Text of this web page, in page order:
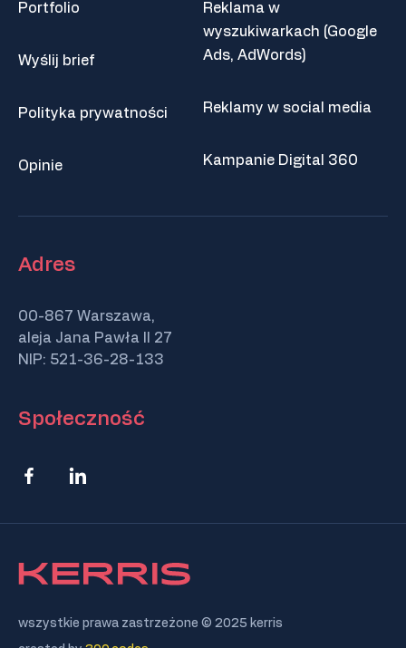
Portfolio
Wyślij brief
Polityka prywatności
Opinie
Reklama w
wyszukiwarkach (Google
Ads, AdWords)
Reklamy w social media
Kampanie Digital 360
Adres
00-867 Warszawa,
aleja Jana Pawła II 27
NIP: 521-36-28-133
Społeczność
wszystkie prawa zastrzeżone © 2025 kerris